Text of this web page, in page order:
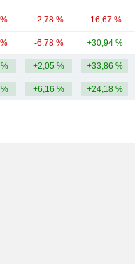
-2,78 % -16,67 %
-6,78 % +30,94 %
+2,05 % +33,86 %
+6,16 % +24,18 %